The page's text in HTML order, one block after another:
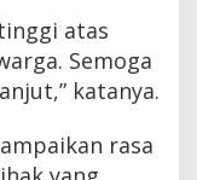
atas
Semoga
katanya.
rasa